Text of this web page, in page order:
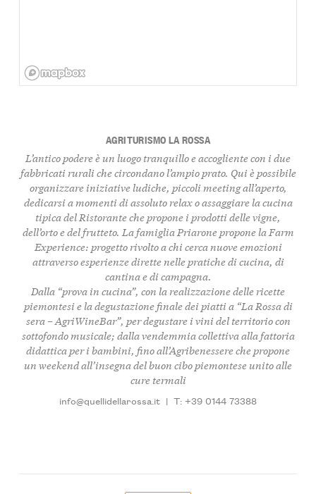
AGRITURISMO LA ROSSA
L’antico podere è un luogo tranquillo e accogliente con i due
fabbricati rurali che circondano l’ampio prato. Qui è possibile
organizzare iniziative ludiche, piccoli meeting all’aperto,
dedicarsi a momenti di assoluto relax o assaggiare la cucina
tipica del Ristorante che propone i prodotti delle vigne,
dell’orto e del frutteto. La famiglia Priarone propone la Farm
Experience: progetto rivolto a chi cerca nuove emozioni
attraverso esperienze dirette nelle pratiche di cucina, di
cantina e di campagna.
Dalla “prova in cucina”, con la realizzazione delle ricette
piemontesi e la degustazione finale dei piatti a “La Rossa di
sera – AgriWineBar”, per degustare i vini del territorio con
sottofondo musicale; dalla vendemmia collettiva alla fattoria
didattica per i bambini, fino all’Agribenessere che propone
un weekend all’insegna del buon cibo piemontese unito alle
cure termali
info@quellidellarossa.it | T: +39 0144 73388